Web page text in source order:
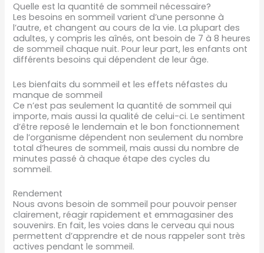
Quelle est la quantité de sommeil nécessaire?
Les besoins en sommeil varient d’une personne à
l’autre, et changent au cours de la vie. La plupart des
adultes, y compris les aînés, ont besoin de 7 à 8 heures
de sommeil chaque nuit. Pour leur part, les enfants ont
différents besoins qui dépendent de leur âge.
Les bienfaits du sommeil et les effets néfastes du
manque de sommeil
Ce n’est pas seulement la quantité de sommeil qui
importe, mais aussi la qualité de celui-ci. Le sentiment
d’être reposé le lendemain et le bon fonctionnement
de l’organisme dépendent non seulement du nombre
total d’heures de sommeil, mais aussi du nombre de
minutes passé à chaque étape des cycles du
sommeil.
Rendement
Nous avons besoin de sommeil pour pouvoir penser
clairement, réagir rapidement et emmagasiner des
souvenirs. En fait, les voies dans le cerveau qui nous
permettent d’apprendre et de nous rappeler sont très
actives pendant le sommeil.